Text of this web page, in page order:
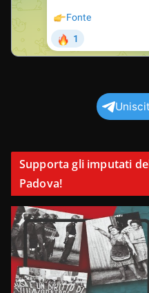
Supporta gli imputati
Padova!